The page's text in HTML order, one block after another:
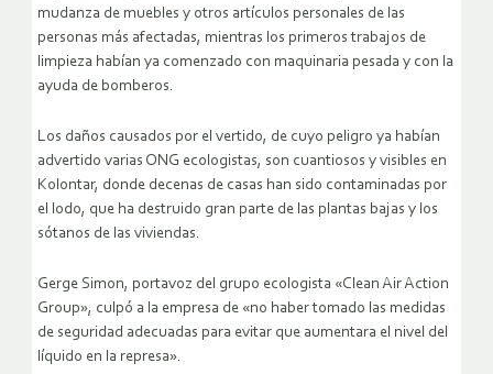
mudanza de muebles y otros artículos personales de las
personas más afectadas, mientras los primeros trabajos de
limpieza habían ya comenzado con maquinaria pesada y con la
ayuda de bomberos.
Los daños causados por el vertido, de cuyo peligro ya habían
advertido varias ONG ecologistas, son cuantiosos y visibles en
Kolontar, donde decenas de casas han sido contaminadas por
el lodo, que ha destruido gran parte de las plantas bajas y los
sótanos de las viviendas.
Gerge Simon, portavoz del grupo ecologista «Clean Air Action
Group», culpó a la empresa de «no haber tomado las medidas
de seguridad adecuadas para evitar que aumentara el nivel del
líquido en la represa».